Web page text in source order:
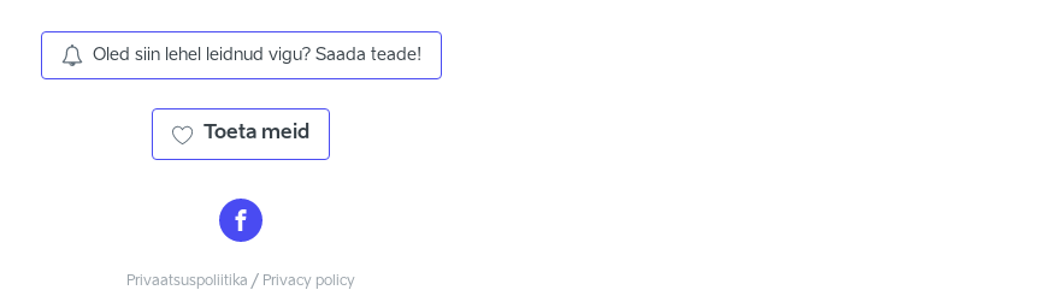
Oled siin lehel leidnud vigu? Saada teade!
Toeta meid
Privaatsuspoliitika / Privacy policy